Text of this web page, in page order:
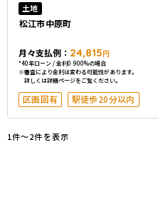
土地
松江市中原町
月々支払例： 24,815円
*40年ローン / 金利0.900%の場合
※審査により金利は変わる可能性があります。
詳しくは詳細ページをご覧ください。
区画図有 駅徒歩20分以内
1件〜2件を表示